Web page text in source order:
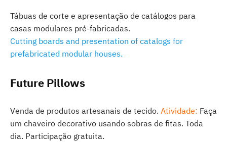
Tábuas de corte e apresentação de catálogos para
casas modulares pré-fabricadas.
Cutting boards and presentation of catalogs for
prefabricated modular houses.
Future Pillows
Venda de produtos artesanais de tecido. Atividade: Faça
um chaveiro decorativo usando sobras de fitas. Toda
dia. Participação gratuita.